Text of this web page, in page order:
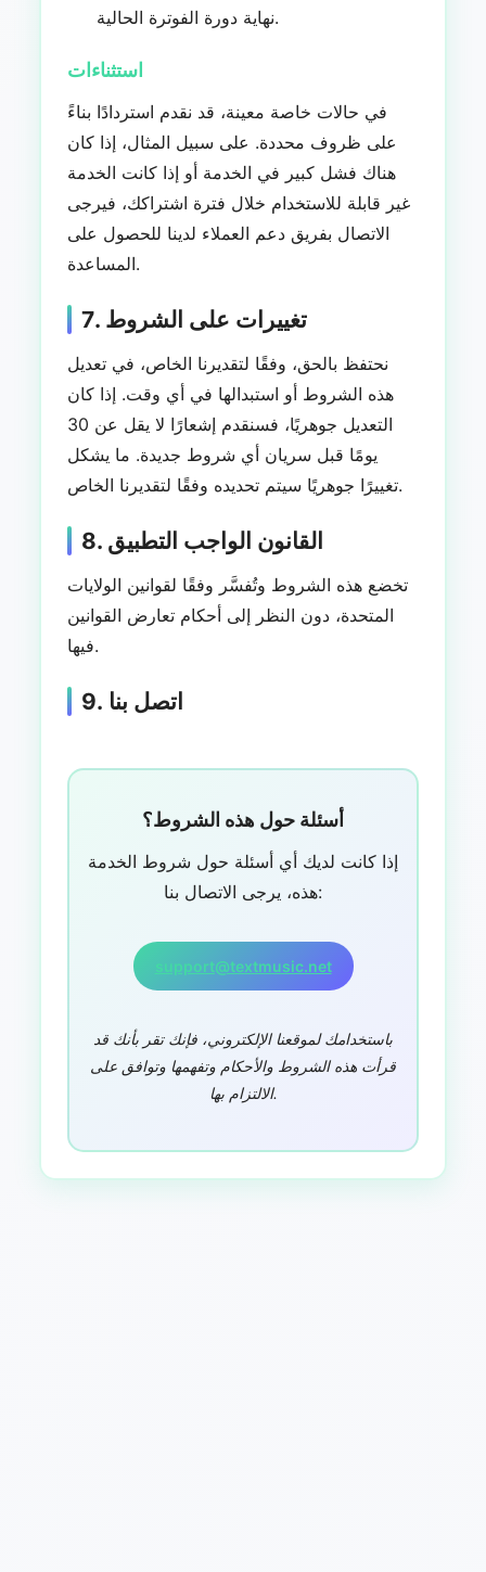
نهاية دورة الفوترة الحالية.
استثناءات
في حالات خاصة معينة، قد نقدم استردادًا بناءً
على ظروف محددة. على سبيل المثال، إذا كان
هناك فشل كبير في الخدمة أو إذا كانت الخدمة
غير قابلة للاستخدام خلال فترة اشتراكك، فيرجى
الاتصال بفريق دعم العملاء لدينا للحصول على
المساعدة.
7. تغييرات على الشروط
نحتفظ بالحق، وفقًا لتقديرنا الخاص، في تعديل
هذه الشروط أو استبدالها في أي وقت. إذا كان
التعديل جوهريًا، فسنقدم إشعارًا لا يقل عن 30
يومًا قبل سريان أي شروط جديدة. ما يشكل
تغييرًا جوهريًا سيتم تحديده وفقًا لتقديرنا الخاص.
8. القانون الواجب التطبيق
تخضع هذه الشروط وتُفسَّر وفقًا لقوانين الولايات
المتحدة، دون النظر إلى أحكام تعارض القوانين
فيها.
9. اتصل بنا
أسئلة حول هذه الشروط؟
إذا كانت لديك أي أسئلة حول شروط الخدمة
هذه، يرجى الاتصال بنا:
support@textmusic.net
باستخدامك لموقعنا الإلكتروني، فإنك تقر بأنك قد
قرأت هذه الشروط والأحكام وتفهمها وتوافق على
الالتزام بها.